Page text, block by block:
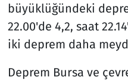
büyüklüğündeki
22.00'de 4,2, saat
iki deprem daha
Deprem Bursa ve
Teknoloji ve Bilim
Televizyon